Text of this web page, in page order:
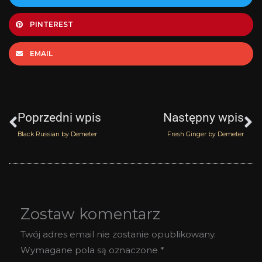
PINTEREST
EMAIL
Poprzedni wpis
Black Russian by Demeter
Następny wpis
Fresh Ginger by Demeter
Zostaw komentarz
Twój adres email nie zostanie opublikowany.
Wymagane pola są oznaczone *